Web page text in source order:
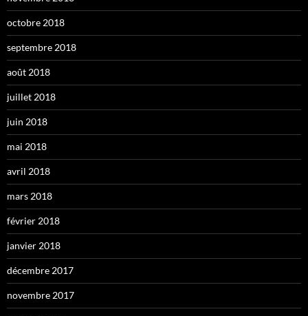
octobre 2018
septembre 2018
août 2018
juillet 2018
juin 2018
mai 2018
avril 2018
mars 2018
février 2018
janvier 2018
décembre 2017
novembre 2017